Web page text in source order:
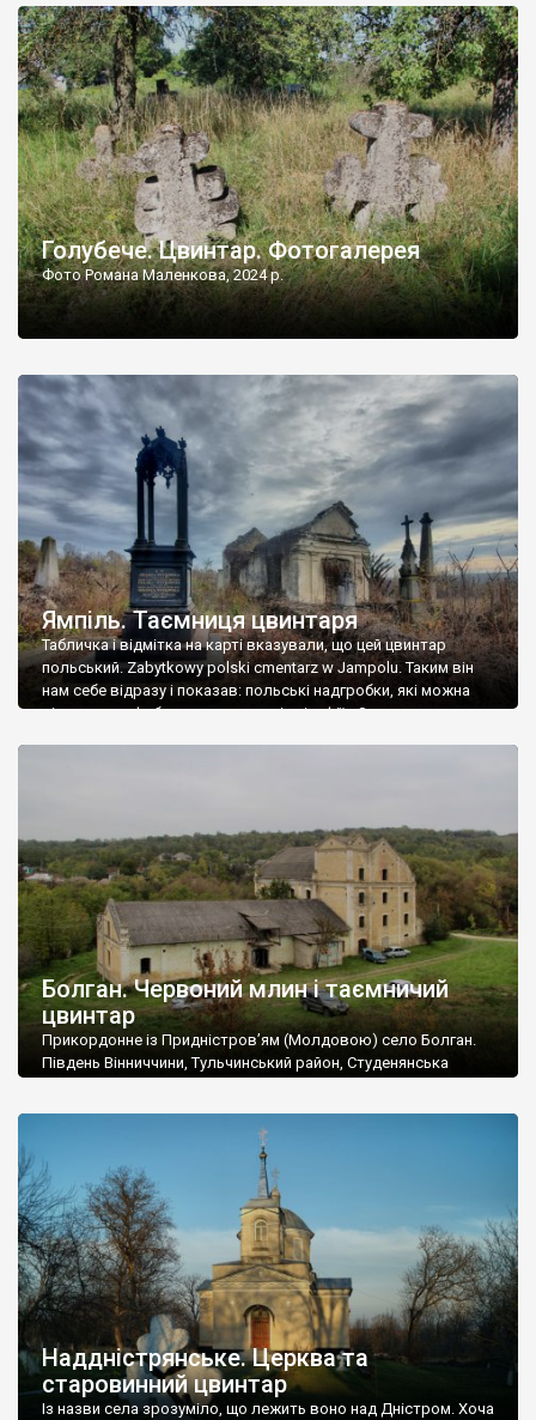
бруньками, кози ті бруньки обгризають, бо то улюблений
делікатес. На цвинтарі у Голубечому ціла колекція
різноманітних форм хрестів. Село відносно невелике, […]
Голубече. Цвинтар. Фотогалерея
Фото Романа Маленкова, 2024 р.
Ямпіль. Таємниця цвинтаря
Табличка і відмітка на карті вказували, що цей цвинтар
польський. Zabytkowy polski cmentarz w Jampolu. Таким він
нам себе відразу і показав: польські надгробки, які можна
віднести до фабричних, польські епітафії… Загалом цвинтар
Болган. Червоний млин і таємничий
цвинтар
Прикордонне із Придністров’ям (Молдовою) село Болган.
Південь Вінниччини, Тульчинський район, Студенянська
старовинний цвинтар із кам’яними хрестами. Всі епітафії, які
збереглися, написані кирилицею, церковнослов’янською
мовою. За всіма традиційними ознаками – цвинтар
український. Хрести датуються 19 століттям. У 1924-1940
роках Болган […]
Наддністрянське. Церква та
старовинний цвинтар
Із назви села зрозуміло, що лежить воно над Дністром. Хоча